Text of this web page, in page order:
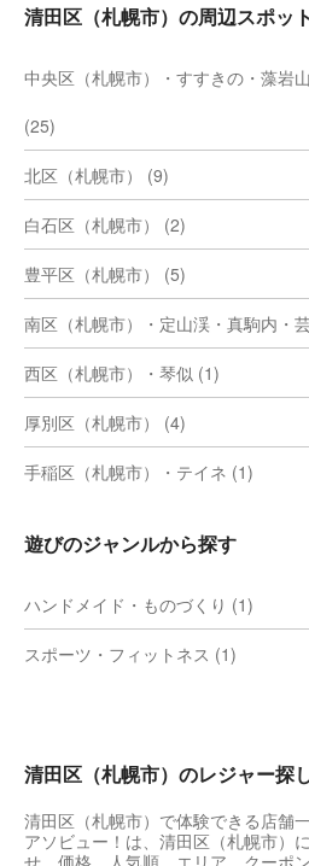
清田区（札幌市）の周辺スポッ
中央区（札幌市）・すすきの・藻岩
(25)
北区（札幌市） (9)
白石区（札幌市） (2)
豊平区（札幌市） (5)
南区（札幌市）・定山渓・真駒内・
西区（札幌市）・琴似 (1)
厚別区（札幌市） (4)
手稲区（札幌市）・テイネ (1)
遊びのジャンルから探す
ハンドメイド・ものづくり (1)
スポーツ・フィットネス (1)
清田区（札幌市）のレジャー探
清田区（札幌市）で体験できる店舗一
アソビュー！は、清田区（札幌市）
せ、価格、人気順、エリア、クーポ